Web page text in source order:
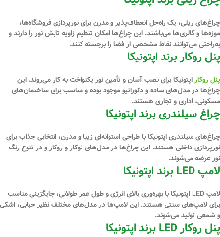
چراغ‌های ریلی، یک راه‌حل انعطاف‌پذیر و مدرن برای نورپردازی فروشگاه‌ها،
موزه‌ها و گالری‌ها می‌باشند. این چراغ‌ها امکان تنظیم زاویه تابش نور را دارند و
به‌راحتی می‌توانند نقاط مشخصی از فضا را برجسته کنند.
پنل روکار برند اپتونیکا
پنل روکاراپتونیکا برای نصب آسان و تأمین نور یکنواخت به کار می‌روند. این
چراغ‌ها در مدل‌های ساده و دکوراتیو موجود بوده و مناسب برای ساختمان‌های
مسکونی، اداری و تجاری هستند.
چراغ سیلندری برند اپتونیکا
چراغ‌های سیلندری اپتونیکا با طراحی استوانه‌ای زیبا و مدرن، انتخابی جذاب برای
نورپردازی داخلی هستند. این چراغ‌ها در مدل‌های توکار و روکار و در تنوع رنگ
نور عرضه می‌شوند.
لامپ LED برند اپتونیکا
لامپ‌ LED اپتونیکا با بهره‌وری بالای انرژی و طول عمر طولانی، جایگزینی مناسب
برای لامپ‌های سنتی هستند. این لامپ‌ها در مدل‌های مختلف نظیر حبابی، اشکی
و شمعی تولید می‌شوند.
پنل روکار LED برند اپتونیکا